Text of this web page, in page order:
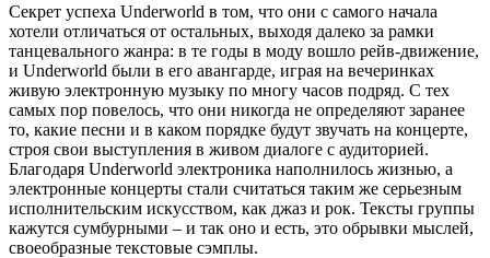
Секрет успеха Underworld в том, что они с самого начала
хотели отличаться от остальных, выходя далеко за рамки
танцевального жанра: в те годы в моду вошло рейв-движение,
и Underworld были в его авангарде, играя на вечеринках
живую электронную музыку по многу часов подряд. С тех
самых пор повелось, что они никогда не определяют заранее
то, какие песни и в каком порядке будут звучать на концерте,
строя свои выступления в живом диалоге с аудиторией.
Благодаря Underworld электроника наполнилось жизнью, а
электронные концерты стали считаться таким же серьезным
исполнительским искусством, как джаз и рок. Тексты группы
кажутся сумбурными – и так оно и есть, это обрывки мыслей,
своеобразные текстовые сэмплы.